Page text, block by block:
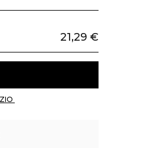
21,29 €